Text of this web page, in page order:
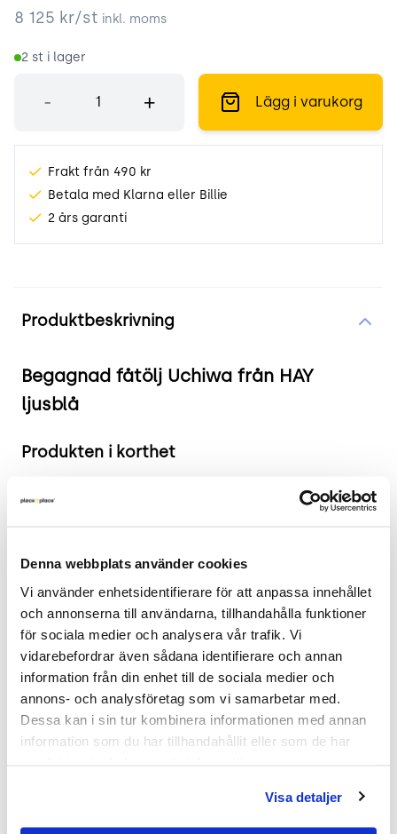
Denna webbplats använder cookies
Vi använder enhetsidentifierare för att anpassa innehållet
och annonserna till användarna, tillhandahålla funktioner
för sociala medier och analysera vår trafik. Vi
vidarebefordrar även sådana identifierare och annan
information från din enhet till de sociala medier och
annons- och analysföretag som vi samarbetar med.
Dessa kan i sin tur kombinera informationen med annan
information som du har tillhandahållit eller som de har
Visa detaljer
8 125 kr/st inkl. moms
2 st i lager
- + Lägg i varukorg
Frakt från 490 kr
Betala med Klarna eller Billie
2 års garanti
Produktbeskrivning
Begagnad fåtölj Uchiwa från HAY
ljusblå
Produkten i korthet
Färg och material: Ljusblått tyg med ben i
cm
Skick: 4/5
2 års garanti
Mer om Uchiwa
Fåtöljen Uchiwa från Hay är en rymlig och
inbjudande sittmöbel som erbjuder både stil och
komfort. Inspirerad av den traditionella japanska
stoppningen säkerställer hög komfort medan de
solida benen i ek tillför en robust grund.